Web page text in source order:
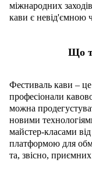
міжнародних
кави є невід'ємною
Що
Фестиваль кави –
професіонали
можна
новими
майстер-класами
платформою для
та, звісно,